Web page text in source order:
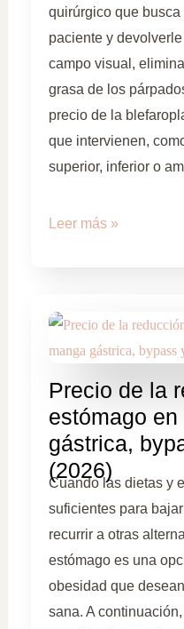
quirúrgico que busca
paciente y
campo visual,
grasa de los
precio de la
que intervienen,
superior, inferior o
Leer más »
Precio de la
estómago
gástrica,
(2026)
Cuando las dietas y
suficientes para
recurrir a otras
estómago es una
obesidad que
sana. A